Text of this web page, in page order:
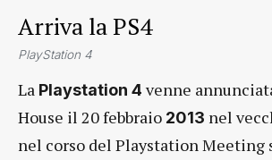
Arriva la PS4
PlayStation 4
La Playstation 4 venne
House il 20 febbraio 2013 nel
nel corso del Playstation Meeting